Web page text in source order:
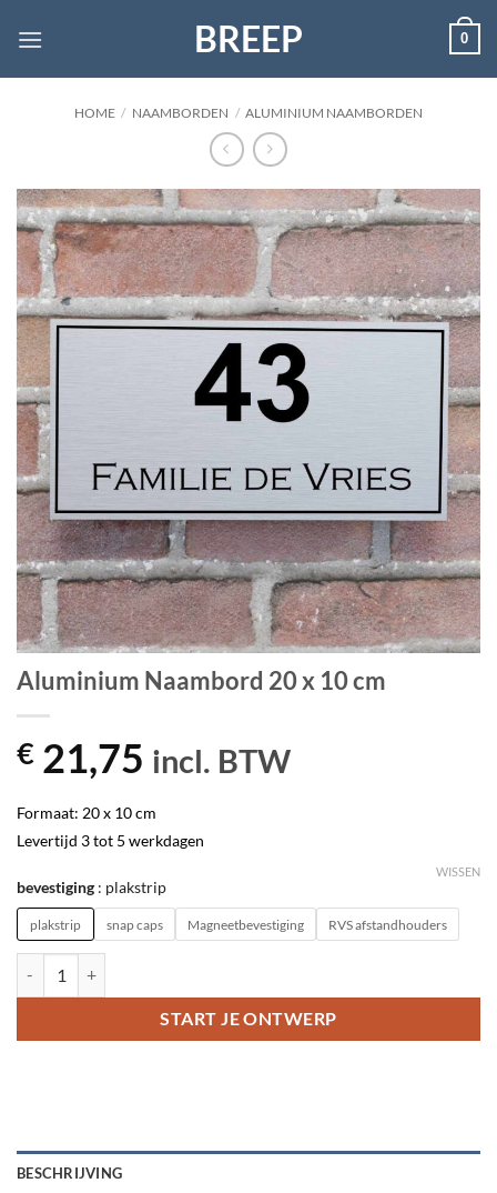
naar
BREEP 0
HOME / NAAMBORDEN / ALUMINIUM NAAMBORDEN
Aluminium Naambord 20 x 10 cm
€ 21,75 incl. BTW
Formaat: 20 x 10 cm
Levertijd 3 tot 5 werkdagen
bevestiging plakstrip
plakstrip snap caps Magneetbevestiging RVS afstandhouders
WISSEN
START JE ONTWERP
BESCHRIJVING